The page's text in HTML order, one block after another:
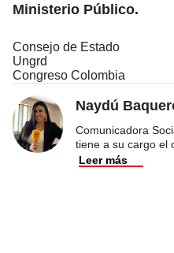
Ministerio Público.
Consejo de Estado
Ungrd
Congreso Colombia
Naydú
Comunicadora
tiene a su cargo el
Leer más